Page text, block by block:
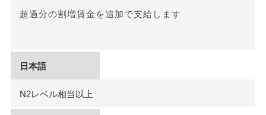
超過分の割増賃金を追加で支給します
日本語
N2レベル相当以上